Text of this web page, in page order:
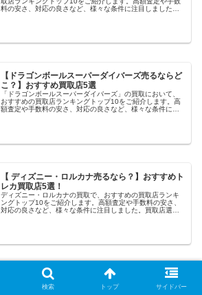
料の安さ、対応の良さなど、様々な条件に注目しました。
【ドラゴンボールスーパーダイバーズ売るならど
こ？】おすすめ買取店5選
「ドラゴンボールスーパーダイバーズ」の買取において、
おすすめの買取店ランキングトップ10をご紹介します。高
額査定や手数料の安さ、対応の良さなど、様々な条件に注
【 ディズニー・ロルカナ売るなら？】おすすめト
レカ買取店5選！
ディズニー・ロルカナの買取で、おすすめの買取店ランキ
ングトップ10をご紹介します。高額査定や手数料の安さ、
対応の良さなど、様々な条件に注目しました。買取店選び
【五等分の花嫁カード売るなら？】おすすめトレ
カ買取店5選！
検索 トップ サイドバー